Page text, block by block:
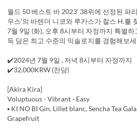
월드 50 베스트 바 2023’ 38위에 선정된 파
우스’의 바텐더 니코와 루카스가 찰스 H.를
7월 9일 (화), 오후 8시부터 자정까지 특별
득 담은 최고 수준의 믹솔로지를 경험해보
✔️2024년 7월 9일 , 저녁 8시부터 자정까지
✔️32,000KRW (잔당)
[Akira Kira]
Voluptuous - Vibrant - Easy
▪️ KI NO BI Gin, Lillet blanc, Sencha Tea
Grapefruit